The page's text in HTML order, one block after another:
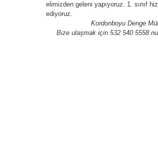
elimizden geleni yapıyoruz. 1. sınıf
ediyoruz.
Kordonboyu Denge
Bize ulaşmak için 532 540 5558